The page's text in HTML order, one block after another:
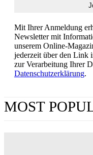
Mit Ihrer Anmeldung
Newsletter mit
unserem Online-
jederzeit über den Link
zur Verarbeitung Ihrer
Datenschutzerklärung.
MOST